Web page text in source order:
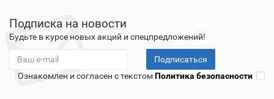
Подписка на новости
Будьте в курсе новых акций и спецпредложений!
Подписаться
Ознакомлен и согласен с текстомПолитика безопасности